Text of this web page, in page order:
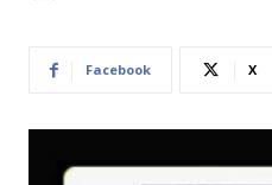
Facebook X